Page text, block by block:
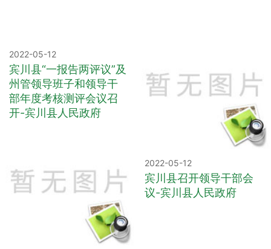
2022-05-12
宾川县“一报告两评议”及
州管领导班子和领导干
部年度考核测评会议召
开-宾川县人民政府
2022-05-12
宾川县召开领导干部会
议-宾川县人民政府